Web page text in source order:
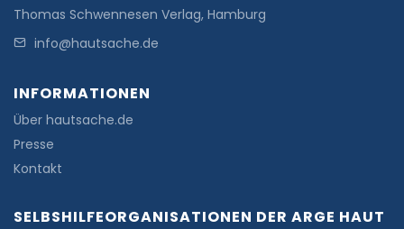
Thomas Schwennesen Verlag, Hamburg
info@hautsache.de
INFORMATIONEN
Über hautsache.de
Presse
Kontakt
SELBSHILFEORGANISATIONEN DER ARGE HAUT